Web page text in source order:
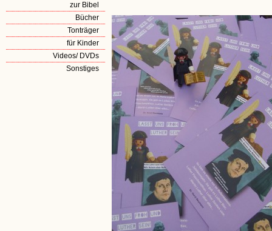
zur Bibel
Bücher
Tonträger
für Kinder
Videos/ DVDs
Sonstiges